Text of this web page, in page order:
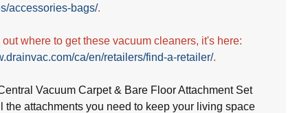
accessories-bags/.
where to get these vacuum cleaners, it's here:
ca/en/retailers/find-a-retailer/.
Vacuum Carpet & Bare Floor Attachment Set
the attachments you need to keep your living space